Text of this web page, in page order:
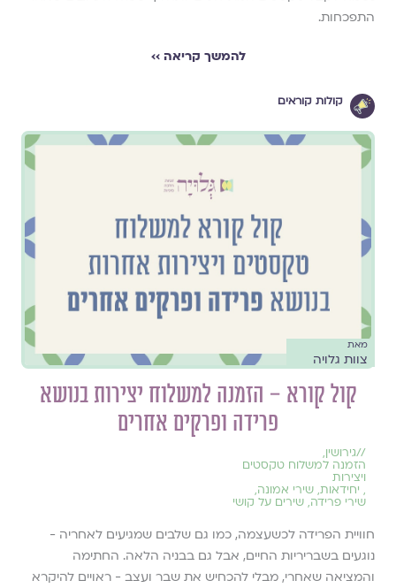
התפכחות.
להמשך קריאה ››
קולות קוראים
מאת
צוות גלויה
קול קורא – הזמנה למשלוח יצירות בנושא
פרידה ופרקים אחרים
//גירושין,
הזמנה למשלוח טקסטים
ויצירות
, יחידאות, שירי אמונה,
שירי פרידה, שירים על קושי
חוויית הפרידה לכשעצמה, כמו גם שלבים שמגיעים לאחריה -
נוגעים בשבריריות החיים, אבל גם בבניה הלאה. החתימה
והמציאה שאחרי, מבלי להכחיש את שבר ועצב - ראויים להיקרא